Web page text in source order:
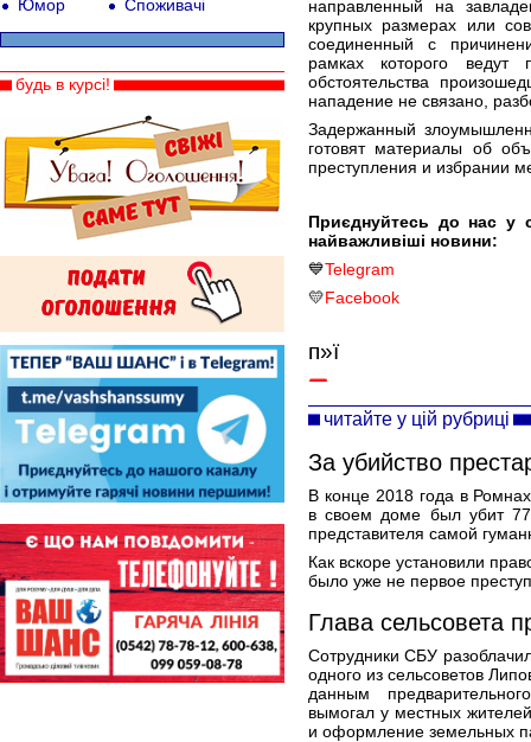
направленный на
крупных размерах или
соединенный с
рамках которого ведут
обстоятельства
нападение не связано,
Задержанный
готовят материалы об
преступления и избрании
Приєднуйтесь до нас у
найважливіші новини:
💙Telegram
💛Facebook
п»ї
читайте у цій рубриці
За убийство
В конце 2018 года в
в своем доме был убит
представителя самой
Как вскоре установили
было уже не первое
Глава сельсовета
Сотрудники СБУ
одного из сельсоветов
данным
вымогал у местных
и оформление земельных
Юмор
Споживачі
будь в курсі!